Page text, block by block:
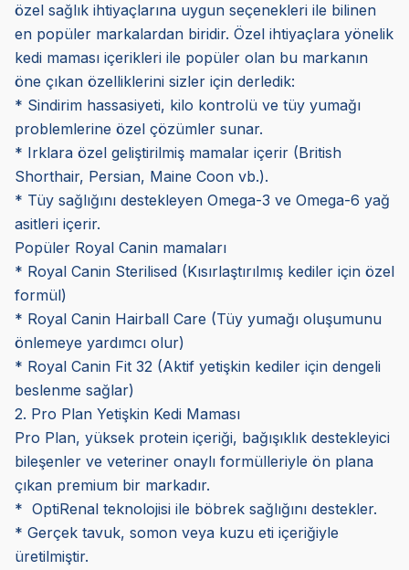
özel sağlık ihtiyaçlarına uygun seçenekleri ile bilinen
en popüler markalardan biridir. Özel ihtiyaçlara yönelik
kedi maması içerikleri ile popüler olan bu markanın
öne çıkan özelliklerini sizler için derledik:
* Sindirim hassasiyeti, kilo kontrolü ve tüy yumağı
problemlerine özel çözümler sunar.
* Irklara özel geliştirilmiş mamalar içerir (British
Shorthair, Persian, Maine Coon vb.).
* Tüy sağlığını destekleyen Omega-3 ve Omega-6 yağ
asitleri içerir.
Popüler Royal Canin mamaları
* Royal Canin Sterilised (Kısırlaştırılmış kediler için özel
formül)
* Royal Canin Hairball Care (Tüy yumağı oluşumunu
önlemeye yardımcı olur)
* Royal Canin Fit 32 (Aktif yetişkin kediler için dengeli
beslenme sağlar)
2. Pro Plan Yetişkin Kedi Maması
Pro Plan, yüksek protein içeriği, bağışıklık destekleyici
bileşenler ve veteriner onaylı formülleriyle ön plana
çıkan premium bir markadır.
* OptiRenal teknolojisi ile böbrek sağlığını destekler.
* Gerçek tavuk, somon veya kuzu eti içeriğiyle
üretilmiştir.